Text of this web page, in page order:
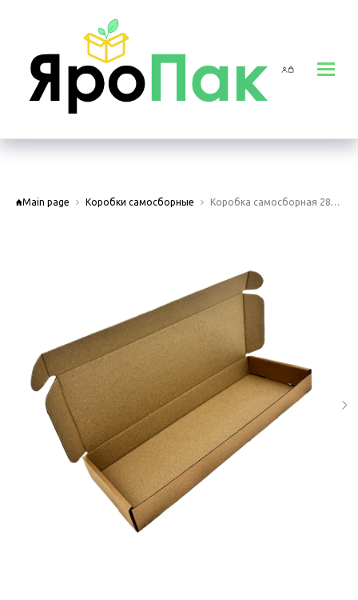
Main page Коробки самосборные Коробка самосборная 280х100х30 мм